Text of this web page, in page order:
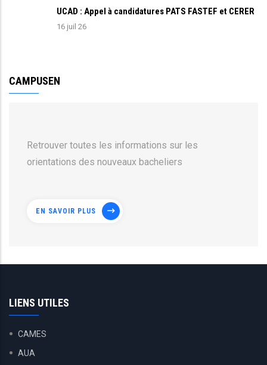
UCAD : Appel à candidatures PATS FASTEF et CERER
16 juil 26
CAMPUSEN
Retrouver toutes les informations sur les
orientations des nouveaux bacheliers
EN SAVOIR PLUS
LIENS UTILES
CAMES
AUA